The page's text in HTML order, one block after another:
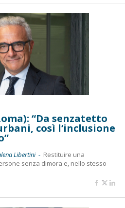
“Da senzatetto
così l’inclusione
Libertini - Restituire una
senza dimora e, nello stesso